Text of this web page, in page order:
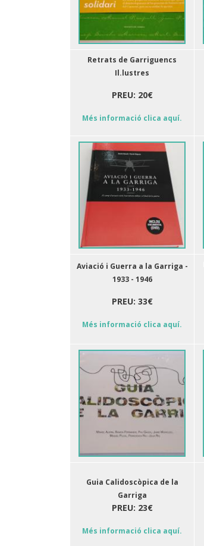
Retrats de Garriguencs
Il.lustres
PREU: 20€
Més informació clica aquí.
Aviació i Guerra a la Garriga -
1933 - 1946
PREU: 33€
Més informació clica aquí.
Guia Calidoscòpica de la
Garriga
PREU: 23€
Més informació clica aquí.